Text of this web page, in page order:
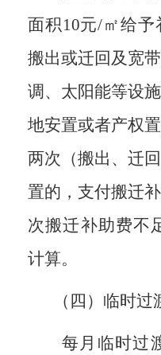
面积10元/㎡给予
搬出或迁回及宽
调、太阳能等设
地安置或者产权
两次（搬出、迁
置的，支付搬迁
次搬迁补助费不
计算。
（四）临时过
每月临时过